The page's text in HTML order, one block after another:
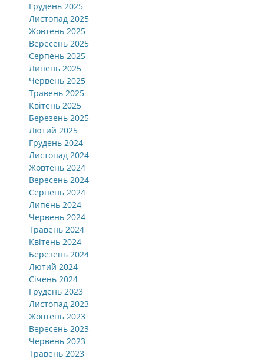
Грудень 2025
Листопад 2025
Жовтень 2025
Вересень 2025
Серпень 2025
Липень 2025
Червень 2025
Травень 2025
Квітень 2025
Березень 2025
Лютий 2025
Грудень 2024
Листопад 2024
Жовтень 2024
Вересень 2024
Серпень 2024
Липень 2024
Червень 2024
Травень 2024
Квітень 2024
Березень 2024
Лютий 2024
Січень 2024
Грудень 2023
Листопад 2023
Жовтень 2023
Вересень 2023
Червень 2023
Травень 2023